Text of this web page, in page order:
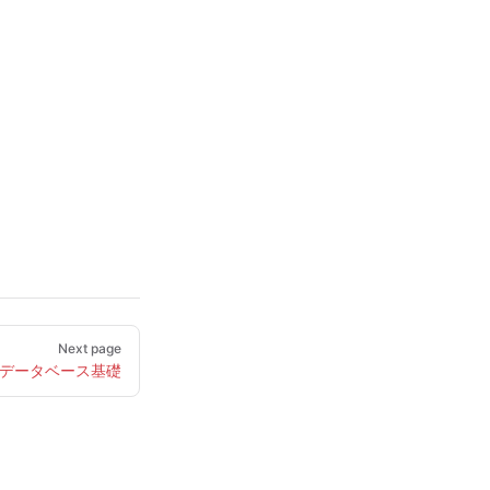
Next page
データベース基礎